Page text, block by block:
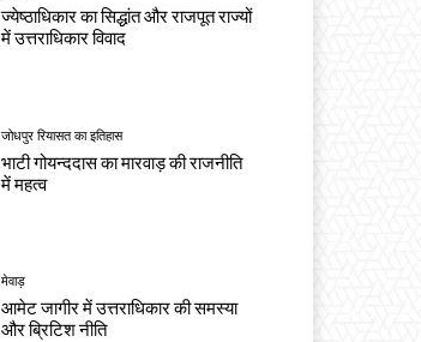
ज्येष्ठाधिकार का सिद्धांत और राजपूत राज्यों
में उत्तराधिकार विवाद
जोधपुर रियासत का इतिहास
भाटी गोयन्ददास का मारवाड़ की राजनीति
में महत्व
मेवाड़
आमेट जागीर में उत्तराधिकार की समस्या
और ब्रिटिश नीति